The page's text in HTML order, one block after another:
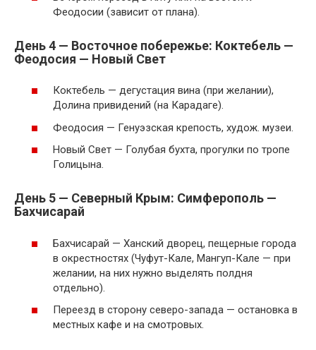
Феодосии (зависит от плана).
День 4 — Восточное побережье: Коктебель —
Феодосия — Новый Свет
Коктебель — дегустация вина (при желании),
Долина привидений (на Карадаге).
Феодосия — Генуэзская крепость, худож. музеи.
Новый Свет — Голубая бухта, прогулки по тропе
Голицына.
День 5 — Северный Крым: Симферополь —
Бахчисарай
Бахчисарай — Ханский дворец, пещерные города
в окрестностях (Чуфут-Кале, Мангуп-Кале — при
желании, на них нужно выделять полдня
отдельно).
Переезд в сторону северо-запада — остановка в
местных кафе и на смотровых.